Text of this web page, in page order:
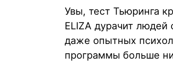
Увы, тест Тьюринга
ELIZA дурачит людей
даже опытных
программы больше